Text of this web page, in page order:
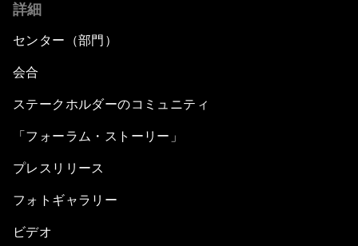
詳細
センター（部門）
会合
ステークホルダーのコミュニティ
「フォーラム・ストーリー」
プレスリリース
フォトギャラリー
ビデオ